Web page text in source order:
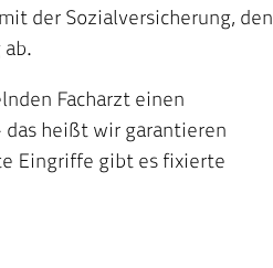
der Sozialversicherung, den
Facharzt einen
heißt wir garantieren
Eingriffe gibt es fixierte